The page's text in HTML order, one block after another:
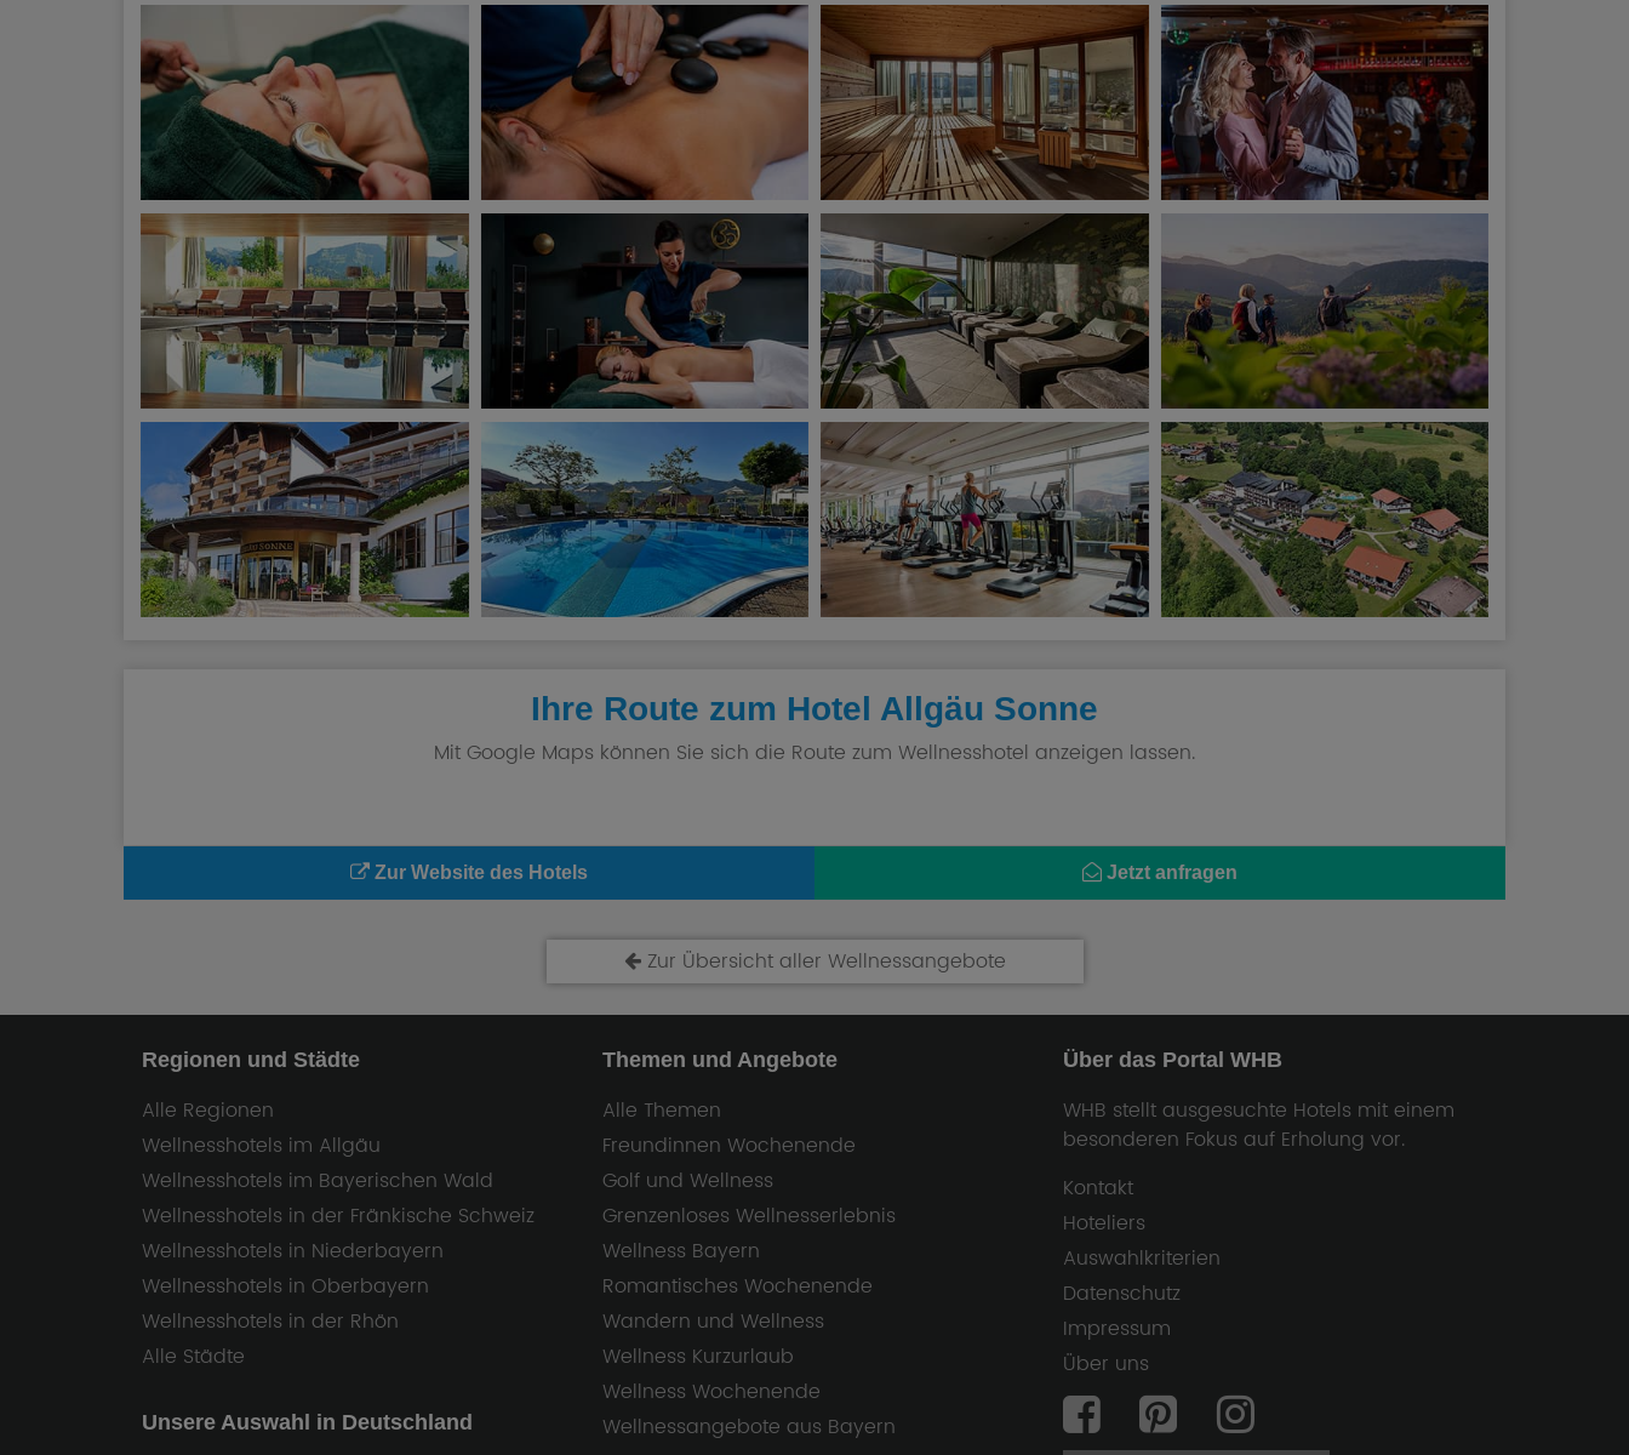
Ihre Route zum Hotel Allgäu Sonne
Mit Google Maps können Sie sich die Route zum Wellnesshotel anzeigen lassen.
Zur Website des Hotels Jetzt anfragen
Zur Übersicht aller Wellnessangebote
Regionen und Städte
Alle Regionen
Wellnesshotels im Allgäu
Wellnesshotels im Bayerischen Wald
Wellnesshotels in der Fränkische Schweiz
Wellnesshotels in Niederbayern
Wellnesshotels in Oberbayern
Wellnesshotels in der Rhön
Alle Städte
Unsere Auswahl in Deutschland
Themen und Angebote
Alle Themen
Freundinnen Wochenende
Golf und Wellness
Grenzenloses Wellnesserlebnis
Wellness Bayern
Romantisches Wochenende
Wandern und Wellness
Wellness Kurzurlaub
Wellness Wochenende
Wellnessangebote aus Bayern
Über das Portal WHB
WHB stellt ausgesuchte Hotels mit einem
besonderen Fokus auf Erholung vor.
Kontakt
Hoteliers
Auswahlkriterien
Datenschutz
Impressum
Über uns